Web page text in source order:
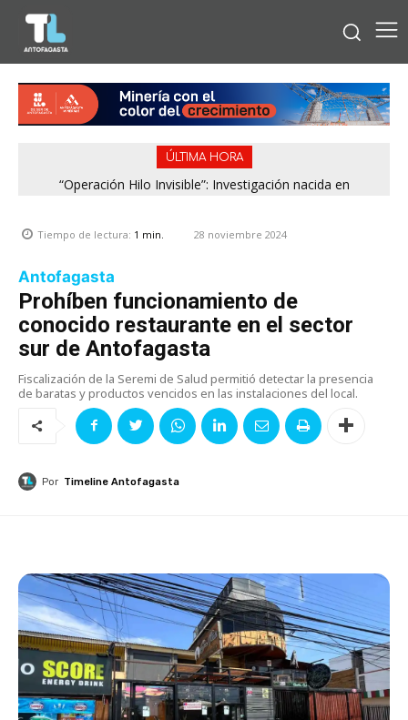
ÚLTIMA HORA
“Operación Hilo Invisible”: Investigación nacida en
Tiempo de lectura: 1 min. 28 noviembre 2024
Antofagasta
Prohíben funcionamiento de
conocido restaurante en el sector
sur de Antofagasta
Fiscalización de la Seremi de Salud permitió detectar la presencia
de baratas y productos vencidos en las instalaciones del local.
Por Timeline Antofagasta